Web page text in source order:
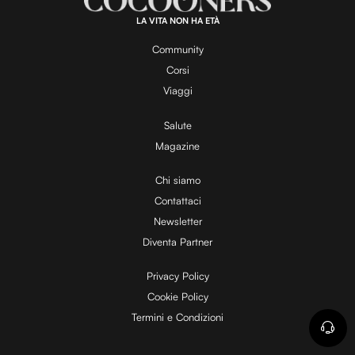
y
V
i
d
e
o
0
0
.
0
LA VITA NON HA ETÀ
Community
Corsi
Viaggi
Salute
Magazine
Chi siamo
Contattaci
Newsletter
Diventa Partner
Privacy Policy
Cookie Policy
Termini e Condizioni